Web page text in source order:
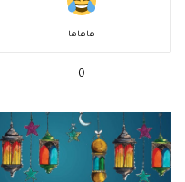
هاهاها
0